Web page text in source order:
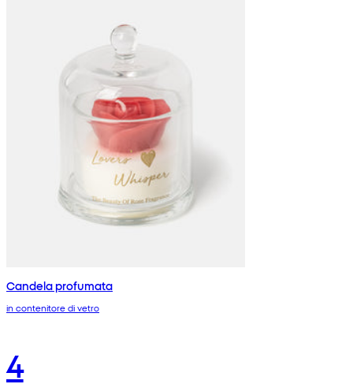
Candela profumata
in contenitore di vetro
4